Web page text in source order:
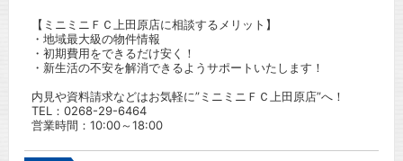
【ミニミニＦＣ上田原店に相談するメリット】
・地域最大級の物件情報
・初期費用をできるだけ安く！
・新生活の不安を解消できるようサポートいたします！
内見や資料請求などはお気軽に”ミニミニＦＣ上田原店”へ！
TEL： 0268-29-6464
営業時間：10:00～18:00